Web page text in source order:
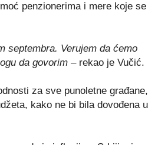
penzionerima i mere koje se
septembra. Verujem da ćemo
da govorim– rekao je Vučić.
za sve punoletne građane,
kako ne bi bila dovođena u